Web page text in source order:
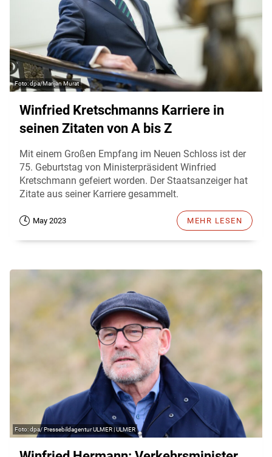
dpa/Marijan Murat
Winfried Kretschmanns Karriere in
seinen Zitaten von A bis Z
Mit einem Großen Empfang im Neuen Schloss ist der
75. Geburtstag von Ministerpräsident Winfried
Kretschmann gefeiert worden. Der Staatsanzeiger hat
Zitate aus seiner Karriere gesammelt.
May 2023 MEHR LESEN
dpa/ Pressebildagentur ULMER | ULMER